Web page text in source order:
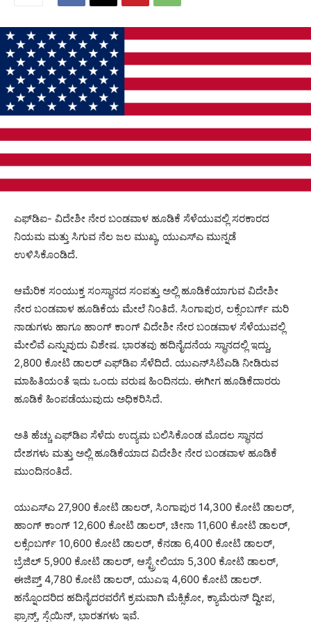
ಎಫ್‍ಡಿಐ- ವಿದೇಶೀ ನೇರ ಬಂಡವಾಳ ಹೂಡಿಕೆ ಸೆಳೆಯುವಲ್ಲಿ ಸರಕಾರದ
ನಿಯಮ ಮತ್ತು ಸಿಗುವ ನೆಲ ಜಲ ಮುಖ್ಯ, ಯುಎಸ್‍ಎ ಮುನ್ನಡೆ
ಉಳಿಸಿಕೊಂಡಿದೆ.
ಆಮೆರಿಕ ಸಂಯುಕ್ತ ಸಂಸ್ಥಾನದ ಸಂಪತ್ತು ಅಲ್ಲಿ ಹೂಡಿಕೆಯಾಗುವ ವಿದೇಶೀ
ನೇರ ಬಂಡವಾಳ ಹೂಡಿಕೆಯ ಮೇಲೆ ನಿಂತಿದೆ. ಸಿಂಗಾಪುರ, ಲಕ್ಸೆಂಬರ್ಗ್ ಮರಿ
ನಾಡುಗಳು ಹಾಗೂ ಹಾಂಗ್ ಕಾಂಗ್ ವಿದೇಶೀ ನೇರ ಬಂಡವಾಳ ಸೆಳೆಯುವಲ್ಲಿ
ಮೇಲಿವೆ ಎನ್ನುವುದು ವಿಶೇಷ. ಭಾರತವು ಹದಿನೈದನೆಯ ಸ್ಥಾನದಲ್ಲಿ ಇದ್ದು,
2,800 ಕೋಟಿ ಡಾಲರ್ ಎಫ್‍ಡಿಐ ಸೆಳೆದಿದೆ. ಯುಎನ್‍ಸಿಟಿಎಡಿ ನೀಡಿರುವ
ಮಾಹಿತಿಯಂತೆ ಇದು ಒಂದು ವರುಷ ಹಿಂದಿನದು. ಈಗೀಗ ಹೂಡಿಕೆದಾರರು
ಹೂಡಿಕೆ ಹಿಂಪಡೆಯುವುದು ಅಧಿಕರಿಸಿದೆ.
ಅತಿ ಹೆಚ್ಚು ಎಫ್‍ಡಿಐ ಸೆಳೆದು ಉದ್ಯಮ ಬಲಿಸಿಕೊಂಡ ಮೊದಲ ಸ್ಥಾನದ
ದೇಶಗಳು ಮತ್ತು ಅಲ್ಲಿ ಹೂಡಿಕೆಯಾದ ವಿದೇಶೀ ನೇರ ಬಂಡವಾಳ ಹೂಡಿಕೆ
ಮುಂದಿನಂತಿದೆ.
ಯುಎಸ್‍ಎ 27,900 ಕೋಟಿ ಡಾಲರ್, ಸಿಂಗಾಪುರ 14,300 ಕೋಟಿ ಡಾಲರ್,
ಹಾಂಗ್ ಕಾಂಗ್ 12,600 ಕೋಟಿ ಡಾಲರ್, ಚೀನಾ 11,600 ಕೋಟಿ ಡಾಲರ್,
ಲಕ್ಸೆಂಬರ್ಗ್ 10,600 ಕೋಟಿ ಡಾಲರ್, ಕೆನಡಾ 6,400 ಕೋಟಿ ಡಾಲರ್,
ಬ್ರೆಜಿಲ್ 5,900 ಕೋಟಿ ಡಾಲರ್, ಆಸ್ಟ್ರೇಲಿಯಾ 5,300 ಕೋಟಿ ಡಾಲರ್,
ಈಜಿಪ್ತ್ 4,780 ಕೋಟಿ ಡಾಲರ್, ಯುಎಇ 4,600 ಕೋಟಿ ಡಾಲರ್.
ಹನ್ನೊಂದರಿದ ಹದಿನೈದರವರೆಗೆ ಕ್ರಮವಾಗಿ ಮೆಕ್ಸಿಕೋ, ಕ್ಯಾಮೆರುನ್ ದ್ವೀಪ,
ಫ್ರಾನ್ಸ್, ಸ್ಪೆಯಿನ್, ಭಾರತಗಳು ಇವೆ.